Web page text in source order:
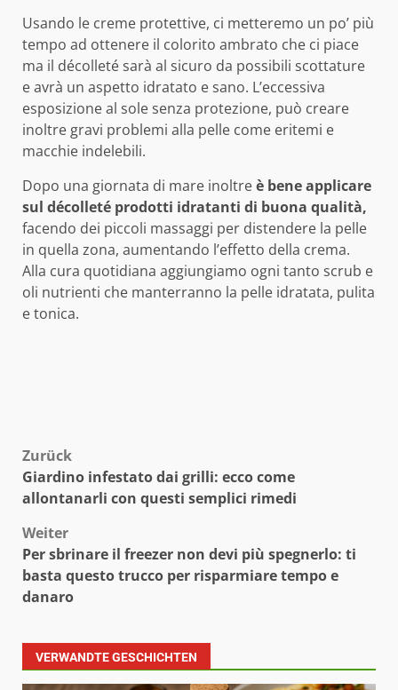
Usando le creme protettive, ci metteremo un po’ più
tempo ad ottenere il colorito ambrato che ci piace
ma il décolleté sarà al sicuro da possibili scottature
e avrà un aspetto idratato e sano. L’eccessiva
esposizione al sole senza protezione, può creare
inoltre gravi problemi alla pelle come eritemi e
macchie indelebili.
Dopo una giornata di mare inoltreè bene applicare
sul décolleté prodotti idratanti di buona qualità,
facendo dei piccoli massaggi per distendere la pelle
in quella zona, aumentando l’effetto della crema.
Alla cura quotidiana aggiungiamo ogni tanto scrub e
oli nutrienti che manterranno la pelle idratata, pulita
e tonica.
Beitragsnavigation
Zurück
Giardino infestato dai grilli: ecco come
allontanarli con questi semplici rimedi
Weiter
Per sbrinare il freezer non devi più spegnerlo: ti
basta questo trucco per risparmiare tempo e
danaro
VERWANDTE GESCHICHTEN